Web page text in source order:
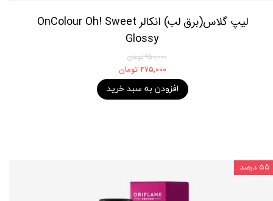
لیپ گلاس(برق لب) انکالر OnColour Oh! Sweet
Glossy
۹۵۰,۰۰۰ تومان
۴۷۵,۰۰۰ تومان
افزودن به سبد خرید
۵۵ درصد